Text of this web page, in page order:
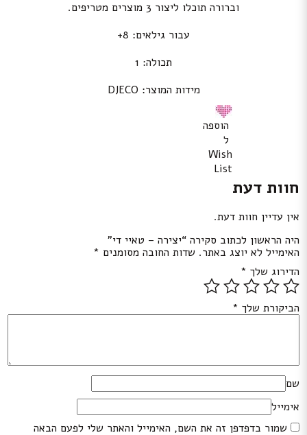
וברורה תוכלו ליצור 3 מוצרים מטריפים.
עבור גילאים: 8+
תכולה: 1
מידות המוצר: DJECO
הוספה
ל
Wish
List
חוות דעת
אין עדיין חוות דעת.
היה הראשון לכתוב סקירה “יצירה – טאיי די”
האימייל לא יוצג באתר. שדות החובה מסומנים *
הדירוג שלך *
הביקורת שלך *
שם
אימייל
שמור בדפדפן זה את השם, האימייל והאתר שלי לפעם הבאה